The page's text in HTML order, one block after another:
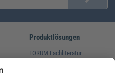
Produktlösungen
FORUM Fachliteratur